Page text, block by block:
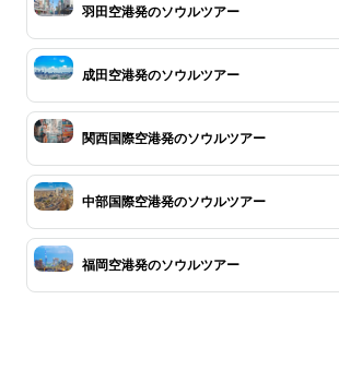
羽田空港発のソウルツアー
成田空港発のソウルツアー
関西国際空港発のソウルツアー
中部国際空港発のソウルツアー
福岡空港発のソウルツアー